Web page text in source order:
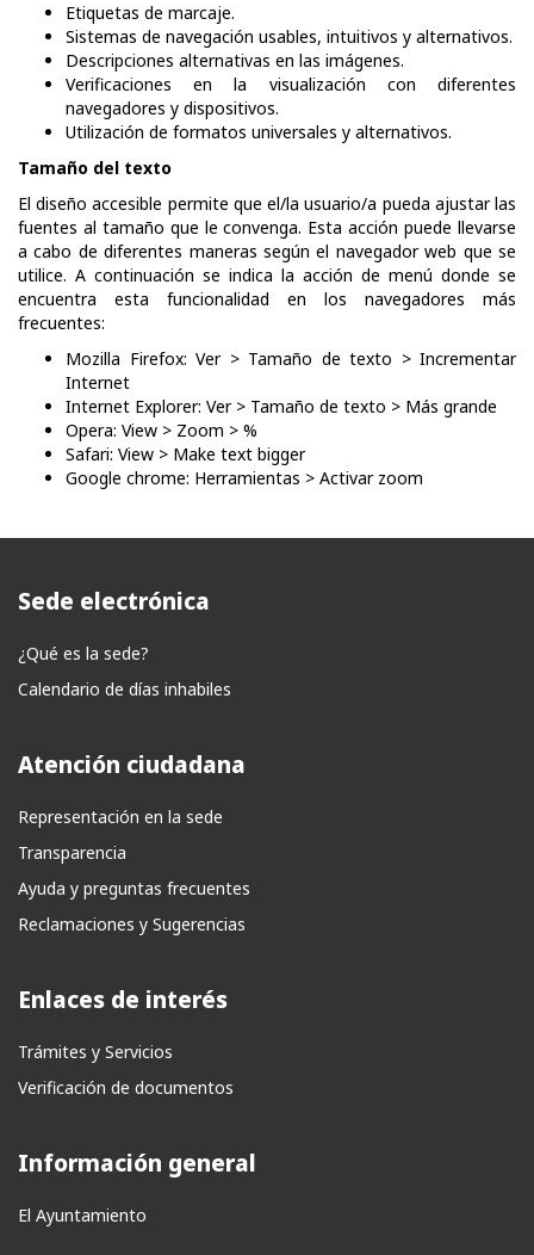
Etiquetas de marcaje.
Sistemas de navegación usables, intuitivos y alternativos.
Descripciones alternativas en las imágenes.
Verificaciones en la visualización con diferentes
navegadores y dispositivos.
Utilización de formatos universales y alternativos.
Tamaño del texto
El diseño accesible permite que el/la usuario/a pueda ajustar las
fuentes al tamaño que le convenga. Esta acción puede llevarse
a cabo de diferentes maneras según el navegador web que se
utilice. A continuación se indica la acción de menú donde se
encuentra esta funcionalidad en los navegadores más
frecuentes:
Mozilla Firefox: Ver > Tamaño de texto > Incrementar
Internet
Internet Explorer: Ver > Tamaño de texto > Más grande
Opera: View > Zoom > %
Safari: View > Make text bigger
Google chrome: Herramientas > Activar zoom
Sede electrónica
¿Qué es la sede?
Calendario de días inhabiles
Atención ciudadana
Representación en la sede
Transparencia
Ayuda y preguntas frecuentes
Reclamaciones y Sugerencias
Enlaces de interés
Trámites y Servicios
Verificación de documentos
Información general
El Ayuntamiento